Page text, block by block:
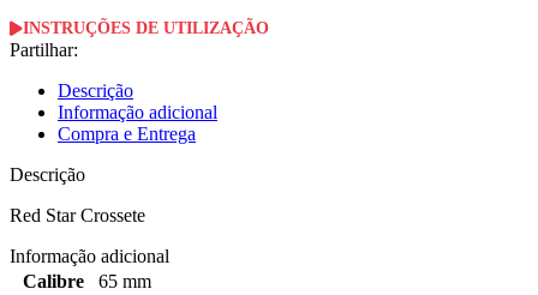
INSTRUÇÕES DE UTILIZAÇÃO
Partilhar:
Descrição
Informação adicional
Compra e Entrega
Descrição
Red Star Crossete
Informação adicional
Calibre
65 mm